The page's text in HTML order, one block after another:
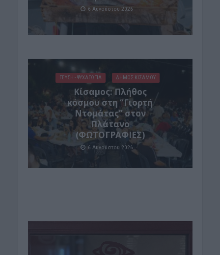
6 Αυγούστου 2026
ΓΕΎΣΗ - ΨΥΧΑΓΩΓΊΑ ΔΉΜΟΣ ΚΙΣΆΜΟΥ
Κίσαμος: Πλήθος
κόσμου στη “Γιορτή
Ντομάτας” στον
Πλάτανο
(ΦΩΤΟΓΡΑΦΙΕΣ)
6 Αυγούστου 2026